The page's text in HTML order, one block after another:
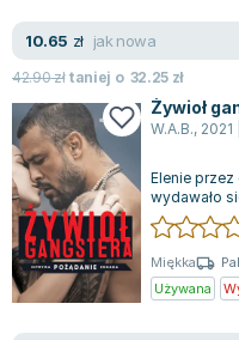
10.65 zł jak nowa
42.90złtaniej o 32.25 zł
Żywioł
W.A.B., 2021
Elenie
wydawało
szczęściu,
Miękka
Używana